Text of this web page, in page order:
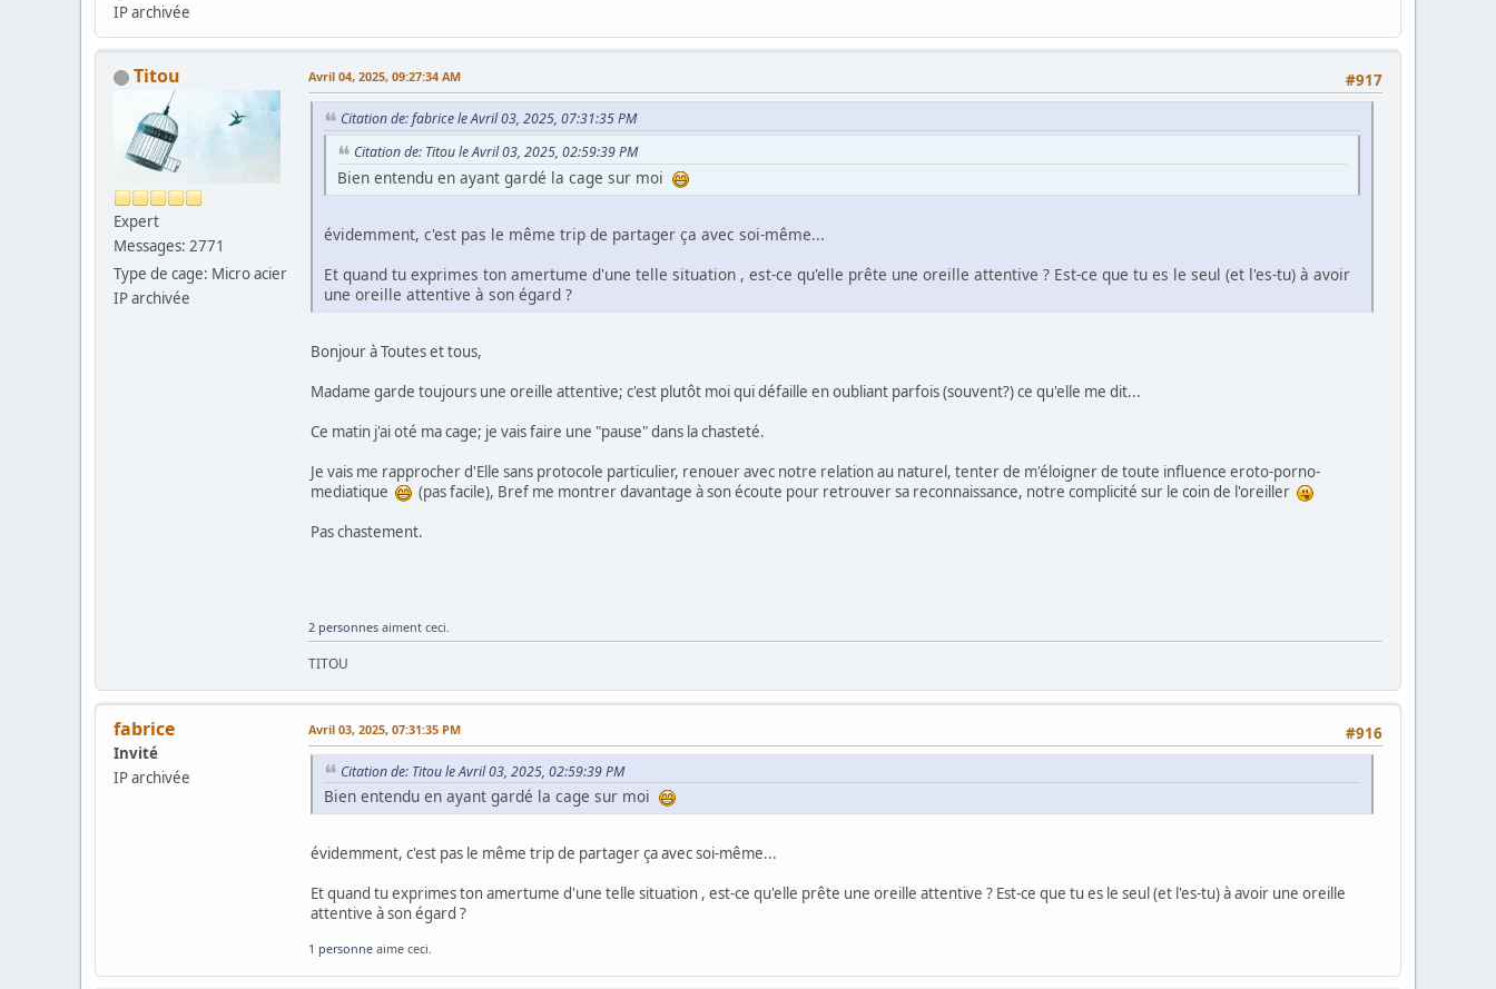
IP archivée
Titou
Expert
Messages: 2771
Type de cage: Micro acier
IP archivée
#917
Avril 04, 2025, 09:27:34 AM
Citation de: fabrice le Avril 03, 2025, 07:31:35 PM
Citation de: Titou le Avril 03, 2025, 02:59:39 PM
Bien entendu en ayant gardé la cage sur moi
évidemment, c'est pas le même trip de partager ça avec soi-même...
Et quand tu exprimes ton amertume d'une telle situation , est-ce qu'elle prête une oreille attentive ? Est-ce que tu es le seul (et l'es-tu) à avoir
une oreille attentive à son égard ?
Bonjour à Toutes et tous,
Madame garde toujours une oreille attentive; c'est plutôt moi qui défaille en oubliant parfois (souvent?) ce qu'elle me dit...
Ce matin j'ai oté ma cage; je vais faire une "pause" dans la chasteté.
Je vais me rapprocher d'Elle sans protocole particulier, renouer avec notre relation au naturel, tenter de m'éloigner de toute influence eroto-porno-
mediatique
(pas facile), Bref me montrer davantage à son écoute pour retrouver sa reconnaissance, notre complicité sur le coin de l'oreiller
Pas chastement.
2 personnes aiment ceci.
TITOU
fabrice
Invité
IP archivée
#916
Avril 03, 2025, 07:31:35 PM
Citation de: Titou le Avril 03, 2025, 02:59:39 PM
Bien entendu en ayant gardé la cage sur moi
évidemment, c'est pas le même trip de partager ça avec soi-même...
Et quand tu exprimes ton amertume d'une telle situation , est-ce qu'elle prête une oreille attentive ? Est-ce que tu es le seul (et l'es-tu) à avoir une oreille
attentive à son égard ?
1 personne aime ceci.